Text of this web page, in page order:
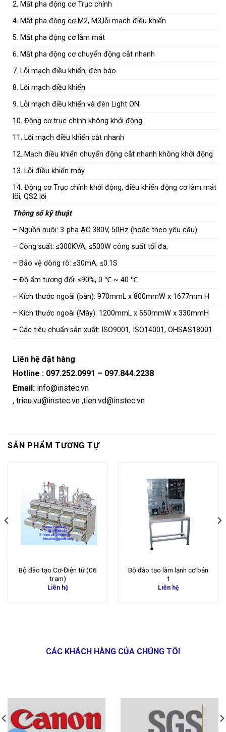
2. Mất pha động cơ Trục chính
4. Mất pha động cơ M2, M3,lỗi mạch điều khiển
5. Mất pha động cơ làm mát
6. Mất pha động cơ chuyển động cắt nhanh
7. Lỗi mạch điều khiển, đèn báo
8. Lỗi mạch điều khiển
9. Lỗi mạch điều khiển và đèn Light ON
10. Động cơ trục chính không khởi động
11. Lỗi mạch điều khiển cắt nhanh
12. Mạch điều khiển chuyển động cắt nhanh không khởi động
13. Lỗi điều khiển máy
14. Động cơ Trục chính khởi động, điều khiển động cơ làm mát
lõi, QS2 lỗi
Thông số kỹ thuật
– Nguồn nuôi: 3-pha AC 380V, 50Hz (hoặc theo yêu cầu)
– Công suất: ≤300KVA, ≤500W công suất tối đa,
– Bảo vệ dòng rò: ≤30mA, ≤0.1S
– Độ ẩm tương đối: ≤90%, 0 ℃ ~ 40 ℃
– Kích thước ngoài (bàn): 970mmL x 800mmW x 1677mm H
– Kích thước ngoài (Máy): 1200mmL x 550mmW x 330mmH
– Các tiêu chuẩn sản xuất: ISO9001, ISO14001, OHSAS18001
Liên hệ đặt hàng
Hotline : 097.252.0991 – 097.844.2238
Email: info@instec.vn
, trieu.vu@instec.vn ,tien.vd@instec.vn
SẢN PHẨM TƯƠNG TỰ
Bộ đào tạo Cơ-Điện tử (06
trạm)
Liên hệ
Bộ đào tạo làm lạnh cơ bản
1
Liên hệ
CÁC KHÁCH HÀNG CỦA CHÚNG TÔI